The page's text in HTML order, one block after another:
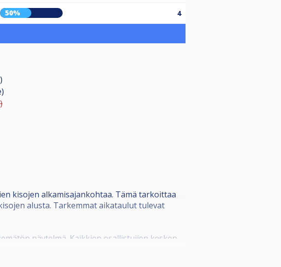
50% 4
kisojen alkamisajankohtaa. Tämä tarkoittaa
alusta. Tarkemmat aikataulut tulevat
näytelmä. Kaikkien osallistujien kesken